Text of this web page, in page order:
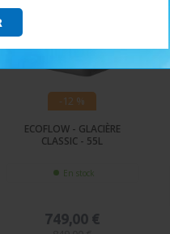
-12 %
ECOFLOW - GLACIÈRE
CLASSIC - 55L
En stock
749,00 €